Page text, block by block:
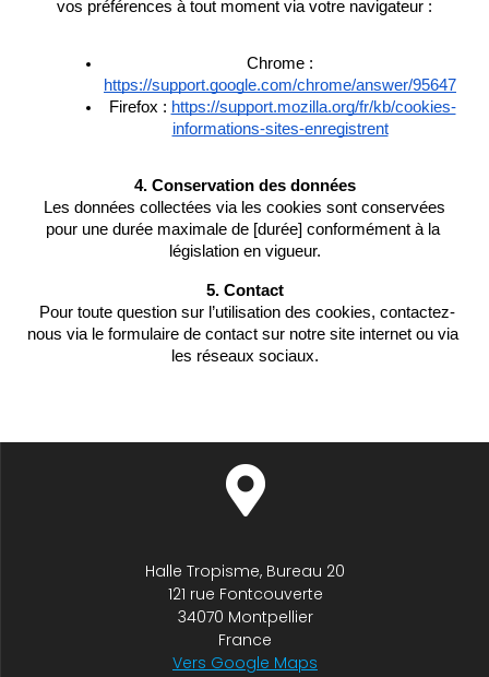
vos préférences à tout moment via votre navigateur :
https://support.google.com/chrome/answer/95647
Firefox : https://support.mozilla.org/fr/kb/cookies-
informations-sites-enregistrent
4. Conservation des données
pour une durée maximale de [durée] conformément à la
législation en vigueur.
5. Contact
nous via le formulaire de contact sur notre site internet ou via
les réseaux sociaux.
Halle Tropisme, Bureau 20
121 rue Fontcouverte
34070 Montpellier
France
Vers Google Maps